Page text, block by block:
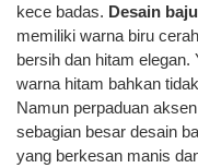
kece badas. Desain
memiliki warna biru
bersih dan hitam elegan.
warna hitam bahkan
Namun perpaduan
sebagian besar desain
yang berkesan manis